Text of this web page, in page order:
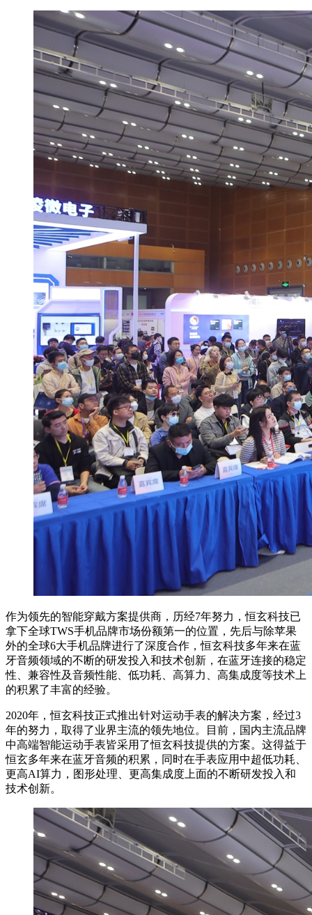
作为领先的智能穿戴方案提供商，历经7年努力，恒玄科技已
拿下全球TWS手机品牌市场份额第一的位置，先后与除苹果
外的全球6大手机品牌进行了深度合作，恒玄科技多年来在蓝
牙音频领域的不断的研发投入和技术创新，在蓝牙连接的稳定
性、兼容性及音频性能、低功耗、高算力、高集成度等技术上
的积累了丰富的经验。
2020年，恒玄科技正式推出针对运动手表的解决方案，经过3
年的努力，取得了业界主流的领先地位。目前，国内主流品牌
中高端智能运动手表皆采用了恒玄科技提供的方案。这得益于
恒玄多年来在蓝牙音频的积累，同时在手表应用中超低功耗、
更高AI算力，图形处理、更高集成度上面的不断研发投入和
技术创新。